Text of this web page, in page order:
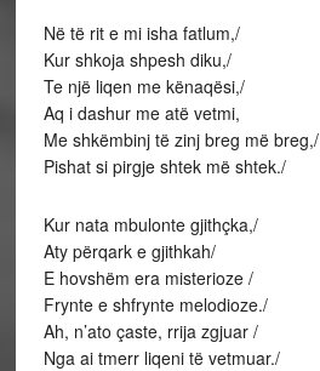
Në të rit e mi isha fatlum,/
Kur shkoja shpesh diku,/
Te një liqen me kënaqësi,/
Aq i dashur me atë vetmi,
Me shkëmbinj të zinj breg më breg,/
Pishat si pirgje shtek më shtek./
Kur nata mbulonte gjithçka,/
Aty përqark e gjithkah/
E hovshëm era misterioze /
Frynte e shfrynte melodioze./
Ah, n’ato çaste, rrija zgjuar /
Nga ai tmerr liqeni të vetmuar./